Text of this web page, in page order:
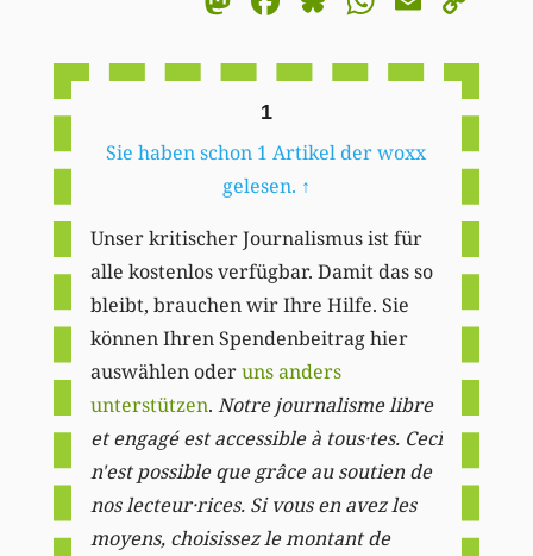
1
Sie haben schon 1 Artikel der woxx
gelesen. ↑
Unser kritischer Journalismus ist für
alle kostenlos verfügbar. Damit das so
bleibt, brauchen wir Ihre Hilfe. Sie
können Ihren Spendenbeitrag hier
auswählen oderuns anders
unterstützen. Notre journalisme libre
et engagé est accessible à tous·tes. Ceci
n'est possible que grâce au soutien de
nos lecteur·rices. Si vous en avez les
moyens, choisissez le montant de